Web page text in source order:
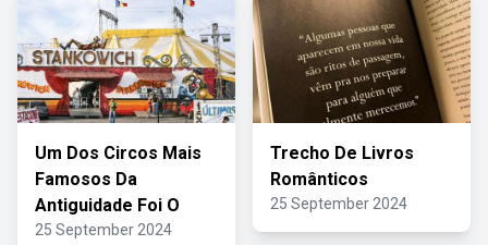
Um Dos Circos Mais
Famosos Da
Antiguidade Foi O
25 September 2024
Trecho De Livros
Românticos
25 September 2024